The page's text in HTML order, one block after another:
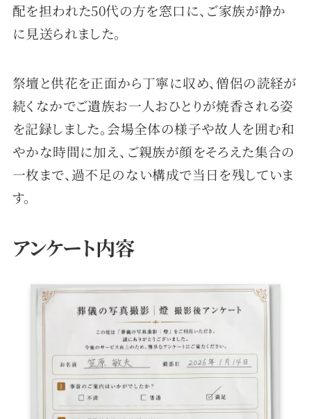
配を担われた50代の方を窓口に、ご家族が静か
に見送られました。
祭壇と供花を正面から丁寧に収め、僧侶の読経が
続くなかでご遺族お一人おひとりが焼香される姿
を記録しました。会場全体の様子や故人を囲む和
やかな時間に加え、ご親族が顔をそろえた集合の
一枚まで、過不足のない構成で当日を残していま
す。
アンケート内容